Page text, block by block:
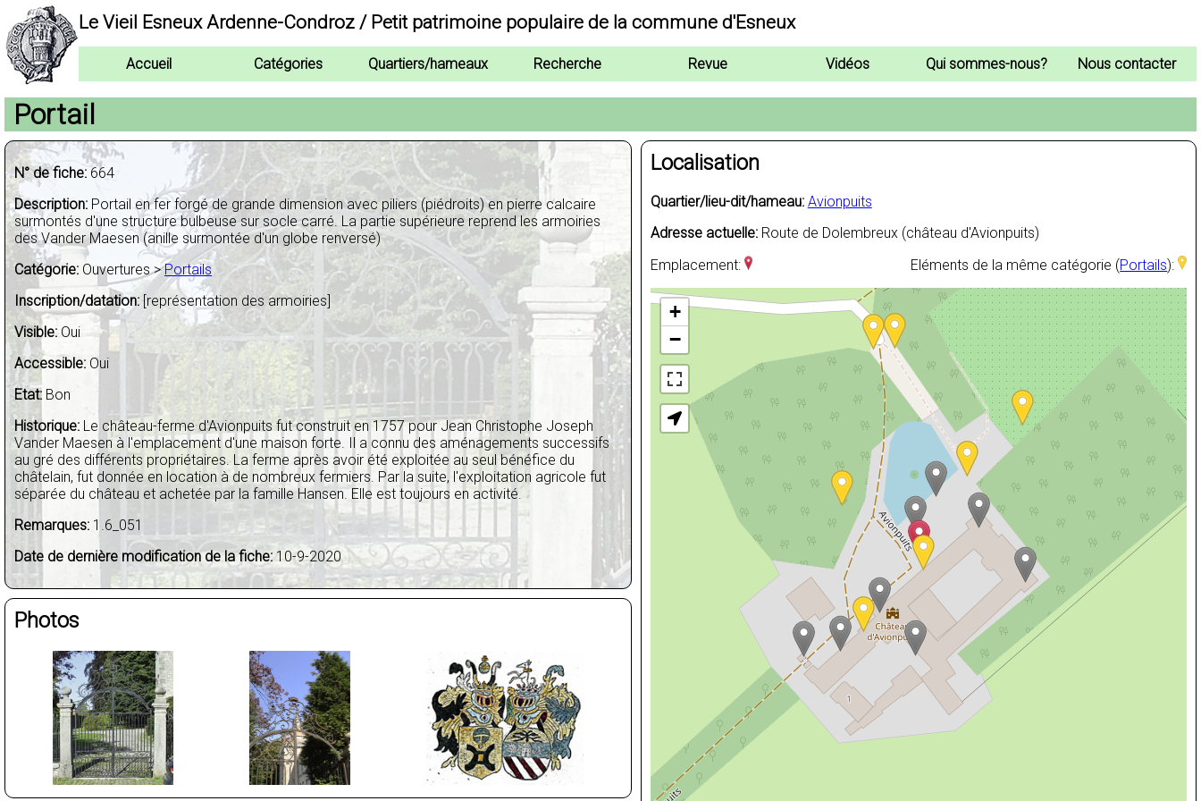
Le Vieil Esneux Ardenne-Condroz / Petit patrimoine populaire de la commune d'Esneux
Accueil Catégories Quartiers/hameaux Recherche Revue Vidéos Qui sommes-nous? Nous contacter
Portail
N° de fiche: 664
Description: Portail en fer forgé de grande dimension avec piliers (piédroits) en pierre calcaire
surmontés d'une structure bulbeuse sur socle carré. La partie supérieure reprend les armoiries
des Vander Maesen (anille surmontée d'un globe renversé)
Catégorie: Ouvertures >Portails
Inscription/datation:[représentation des armoiries]
Visible: Oui
Accessible: Oui
Etat: Bon
Historique: Le château-ferme d'Avionpuits fut construit en 1757 pour Jean Christophe Joseph
Vander Maesen à l'emplacement d'une maison forte. Il a connu des aménagements successifs
au gré des différents propriétaires. La ferme après avoir été exploitée au seul bénéfice du
châtelain, fut donnée en location à de nombreux fermiers. Par la suite, l'exploitation agricole fut
séparée du château et achetée par la famille Hansen. Elle est toujours en activité.
Remarques: 1.6_051
Date de dernière modification de la fiche: 10-9-2020
Photos
Localisation
Quartier/lieu-dit/hameau: Avionpuits
Adresse actuelle:Route de Dolembreux (château d'Avionpuits)
Emplacement:
Eléments de la même catégorie (Portails):
+
−